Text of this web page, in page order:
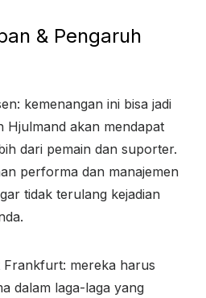
& Pengaruh
kemenangan ini bisa jadi
Hjulmand akan mendapat
dari pemain dan suporter.
performa dan manajemen
tidak terulang kejadian
mereka harus
dalam laga-laga yang